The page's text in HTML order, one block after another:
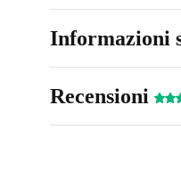
Informazioni
Recensioni